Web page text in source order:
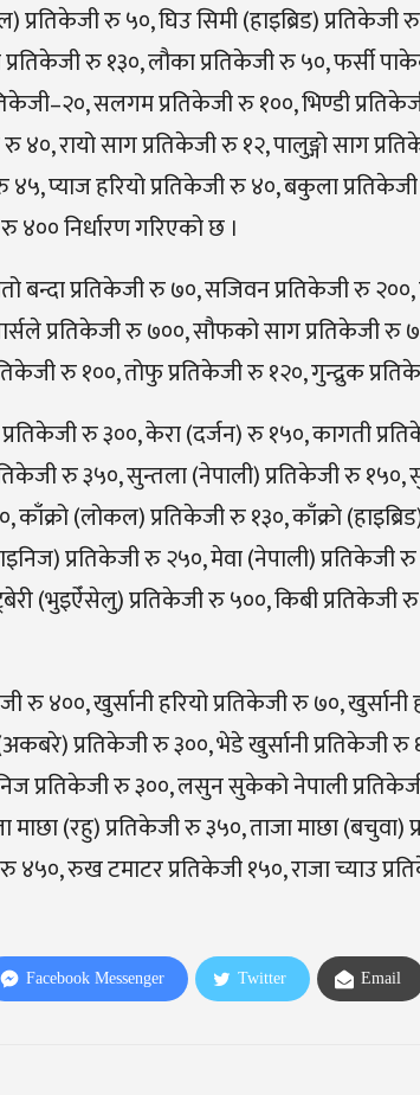
रु ५०, घिउ सिमी (हाइब्रिड) प्रतिकेजी
रु १३०, लौका प्रतिकेजी रु ५०, फर्सी
सलगम प्रतिकेजी रु १००, भिण्डी
४०, रायो साग प्रतिकेजी रु १२, पालुङ्गो साग
प्याज हरियो प्रतिकेजी रु ४०, बकुला
४०० निर्धारण गरिएको छ ।
बन्दा प्रतिकेजी रु ७०, सजिवन प्रतिकेजी रु
प्रतिकेजी रु ७००, सौफको साग प्रतिकेजी रु
रु १००, तोफु प्रतिकेजी रु १२०, गुन्द्रुक
रु ३००, केरा (दर्जन) रु १५०, कागती
रु ३५०, सुन्तला (नेपाली) प्रतिकेजी रु
काँक्रो (लोकल) प्रतिकेजी रु १३०, काँक्रो
प्रतिकेजी रु २५०, मेवा (नेपाली) प्रतिकेजी
(भुइऐँसेलु) प्रतिकेजी रु ५००, किबी
रु ४००, खुर्सानी हरियो प्रतिकेजी रु ७०,
प्रतिकेजी रु ३००, भेडे खुर्सानी प्रतिकेजी
प्रतिकेजी रु ३००, लसुन सुकेको नेपाली
माछा (रहु) प्रतिकेजी रु ३५०, ताजा माछा (बचुवा)
४५०, रुख टमाटर प्रतिकेजी १५०, राजा च्याउ
Facebook Messenger Twitter Email